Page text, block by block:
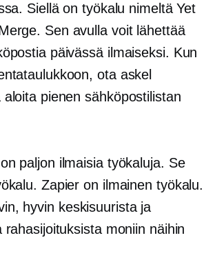
Siellä on työkalu nimeltä Yet
Sen avulla voit lähettää
päivässä ilmaiseksi. Kun
ota askel
aloita pienen sähköpostilistan
paljon ilmaisia ​​työkaluja. Se
Zapier on ilmainen työkalu.
hyvin keskisuurista ja
rahasijoituksista moniin näihin